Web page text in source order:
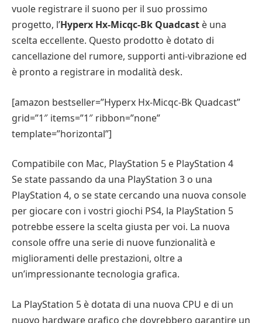
vuole registrare il suono per il suo prossimo
progetto, l’Hyperx Hx-Micqc-Bk Quadcast è una
scelta eccellente. Questo prodotto è dotato di
cancellazione del rumore, supporti anti-vibrazione ed
è pronto a registrare in modalità desk.
[amazon bestseller=”Hyperx Hx-Micqc-Bk Quadcast”
grid=”1″ items=”1″ ribbon=”none”
template=”horizontal”]
Compatibile con Mac, PlayStation 5 e PlayStation 4
Se state passando da una PlayStation 3 o una
PlayStation 4, o se state cercando una nuova console
per giocare con i vostri giochi PS4, la PlayStation 5
potrebbe essere la scelta giusta per voi. La nuova
console offre una serie di nuove funzionalità e
miglioramenti delle prestazioni, oltre a
un’impressionante tecnologia grafica.
La PlayStation 5 è dotata di una nuova CPU e di un
nuovo hardware grafico che dovrebbero garantire un